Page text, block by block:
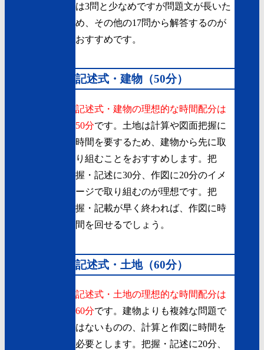
は3問と少なめですが問題文が長いた
め、その他の17問から解答するのが
おすすめです。
記述式・建物（50分）
記述式・建物の理想的な時間配分は
50分です。土地は計算や図面把握に
時間を要するため、建物から先に取
り組むことをおすすめします。把
握・記述に30分、作図に20分のイメ
ージで取り組むのが理想です。把
握・記載が早く終われば、作図に時
間を回せるでしょう。
記述式・土地（60分）
記述式・土地の理想的な時間配分は
60分です。建物よりも複雑な問題で
はないものの、計算と作図に時間を
必要とします。把握・記述に20分、